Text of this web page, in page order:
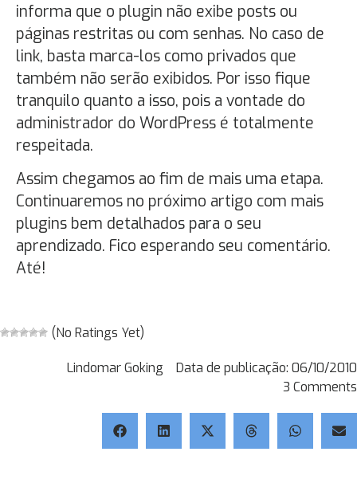
informa que o plugin não exibe posts ou
páginas restritas ou com senhas. No caso de
link, basta marca-los como privados que
também não serão exibidos. Por isso fique
tranquilo quanto a isso, pois a vontade do
administrador do WordPress é totalmente
respeitada.
Assim chegamos ao fim de mais uma etapa.
Continuaremos no próximo artigo com mais
plugins bem detalhados para o seu
aprendizado. Fico esperando seu comentário.
Até!
(No Ratings Yet)
Lindomar Goking Data de publicação: 06/10/2010
3 Comments